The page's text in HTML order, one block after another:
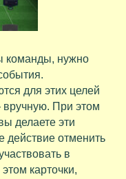
команды, нужно
для этих целей
При этом
делаете эти
действие отменить
в
карточки,